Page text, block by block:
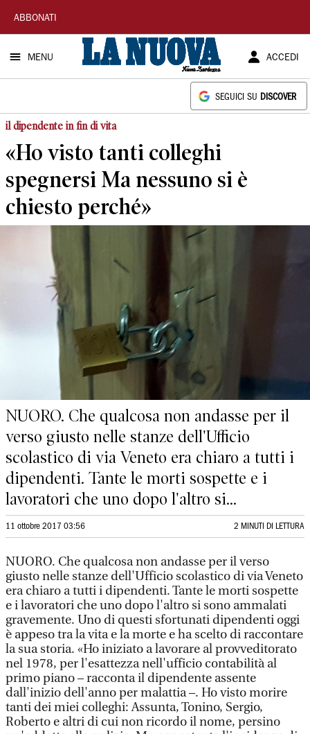
La
Nuova
Sardegna
ABBONATI
MENU ACCEDI
SEGUICI SU DISCOVER
il dipendente in fin di vita
«Ho visto tanti colleghi
spegnersi Ma nessuno si è
chiesto perché»
NUORO. Che qualcosa non andasse per il
verso giusto nelle stanze dell'Ufficio
scolastico di via Veneto era chiaro a tutti i
dipendenti. Tante le morti sospette e i
lavoratori che uno dopo l'altro si...
11 ottobre 2017 03:56 2 MINUTI DI LETTURA
NUORO. Che qualcosa non andasse per il verso
giusto nelle stanze dell'Ufficio scolastico di via Veneto
era chiaro a tutti i dipendenti. Tante le morti sospette
e i lavoratori che uno dopo l'altro si sono ammalati
gravemente. Uno di questi sfortunati dipendenti oggi
è appeso tra la vita e la morte e ha scelto di raccontare
la sua storia. «Ho iniziato a lavorare al provveditorato
nel 1978, per l'esattezza nell'ufficio contabilità al
primo piano – racconta il dipendente assente
dall'inizio dell'anno per malattia –. Ho visto morire
tanti dei miei colleghi: Assunta, Tonino, Sergio,
Roberto e altri di cui non ricordo il nome, persino